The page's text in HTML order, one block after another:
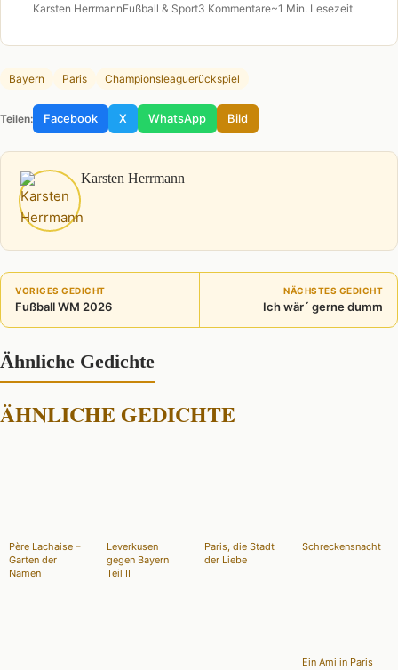
Karsten HerrmannFußball & Sport3 Kommentare~1 Min. Lesezeit
Bayern Paris Championsleaguerückspiel
Teilen: Facebook X WhatsApp Bild
Karsten Herrmann
VORIGES GEDICHT
Fußball WM 2026
NÄCHSTES GEDICHT
Ich wär´ gerne dumm
Ähnliche Gedichte
ÄHNLICHE GEDICHTE
Père Lachaise –
Garten der
Namen
Leverkusen
gegen Bayern
Teil II
Paris, die Stadt
der Liebe
Schreckensnacht
Ein Ami in Paris